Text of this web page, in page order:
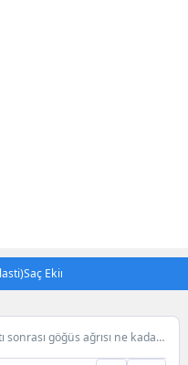
Saç Ekimi
sonrası göğüs ağrısı ne kadar